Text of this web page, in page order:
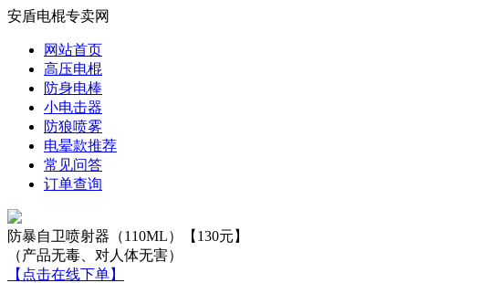
安盾电棍专卖网
网站首页
高压电棍
防身电棒
小电击器
防狼喷雾
电晕款推荐
常见问答
订单查询
防暴自卫喷射器（110ML）【130元】
（产品无毒、对人体无害）
【点击在线下单】